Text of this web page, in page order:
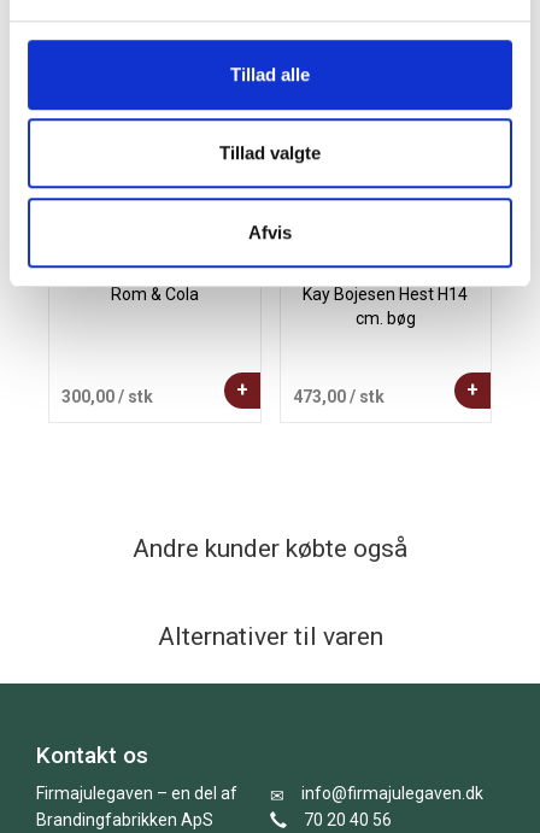
Tillad alle
Tillad valgte
Afvis
Andre købte også
Rom & Cola
300,00/ stk +
Kay Bojesen Hest H14
cm. bøg
473,00 / stk +
Andre kunder købte også
Alternativer til varen
Kontakt os
Firmajulegaven – en del af
Brandingfabrikken ApS
info@firmajulegaven.dk
70 20 40 56